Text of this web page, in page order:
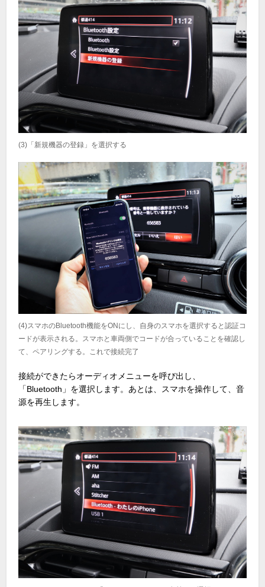
(3)「新規機器の登録」を選択する
(4)スマホのBluetooth機能をONにし、自身のスマホを選択すると認証コ
ードが表示される。スマホと車両側でコードが合っていることを確認し
て、ペアリングする。これで接続完了
接続ができたらオーディオメニューを呼び出し、
「Bluetooth」を選択します。あとは、スマホを操作して、音
源を再生します。